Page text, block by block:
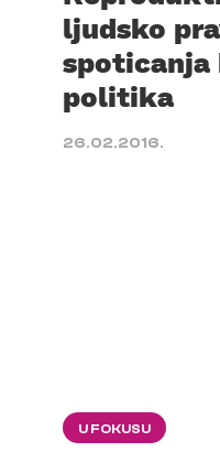
ljudsko
spoticanja
politika
26.02.2016.
U FOKUSU